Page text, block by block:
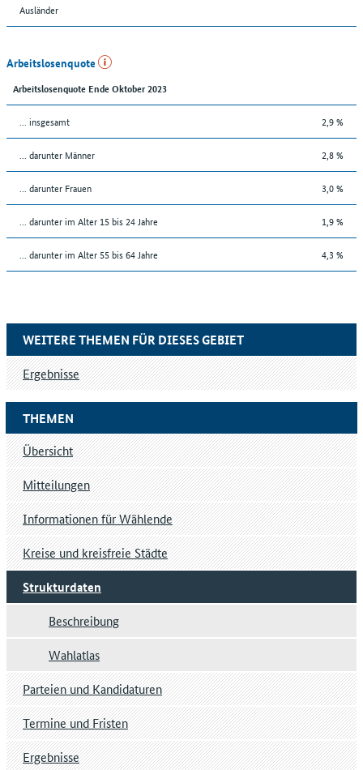
Ausländer
Arbeitslosenquote
Arbeitslosenquote Ende Oktober 2023
... insgesamt 2,9 %
... darunter Männer 2,8 %
... darunter Frauen 3,0 %
... darunter im Alter 15 bis 24 Jahre 1,9 %
... darunter im Alter 55 bis 64 Jahre 4,3 %
THEMEN
Übersicht
Mitteilungen
Informationen für Wählende
Kreise und kreisfreie Städte
Strukturdaten
Beschreibung
Wahlatlas
Parteien und Kandidaturen
Termine und Fristen
Ergebnisse
WEITERE THEMEN FÜR DIESES GEBIET
Ergebnisse